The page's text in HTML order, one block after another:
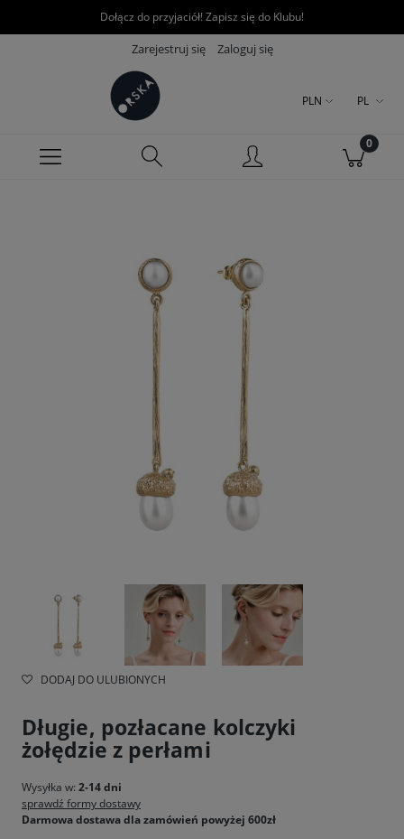
Dołącz do przyjaciół! Zapisz się do Klubu!
Zarejestruj się Zaloguj się
PLN PL
DODAJ DO ULUBIONYCH
Długie, pozłacane kolczyki
żołędzie z perłami
Wysyłka w: 2-14 dni
sprawdź formy dostawy
Darmowa dostawa dla zamówień powyżej 600zł